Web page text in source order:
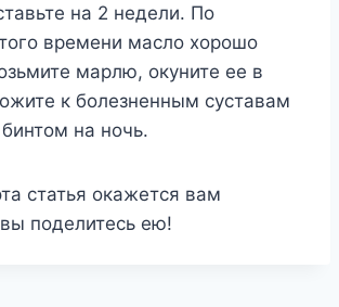
на 2 недели. По
времени масло хорошо
марлю, окуните ее в
к болезненным суставам
на ночь.
статья окажется вам
поделитесь ею!